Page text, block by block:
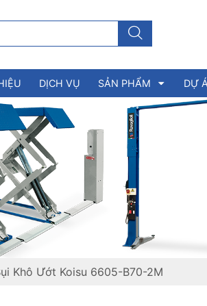
DỊCH VỤ SẢN PHẨM DỰ
Khô Ướt Koisu 6605-B70-2M